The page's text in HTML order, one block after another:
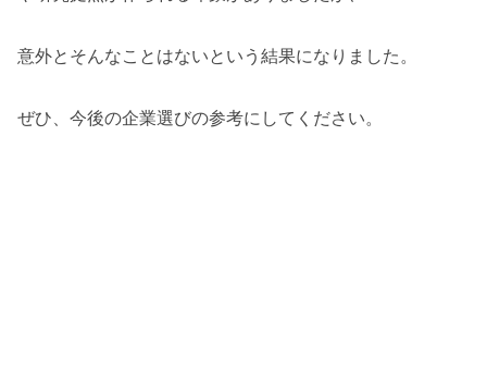
意外とそんなことはないという結果になりました。
ぜひ、今後の企業選びの参考にしてください。